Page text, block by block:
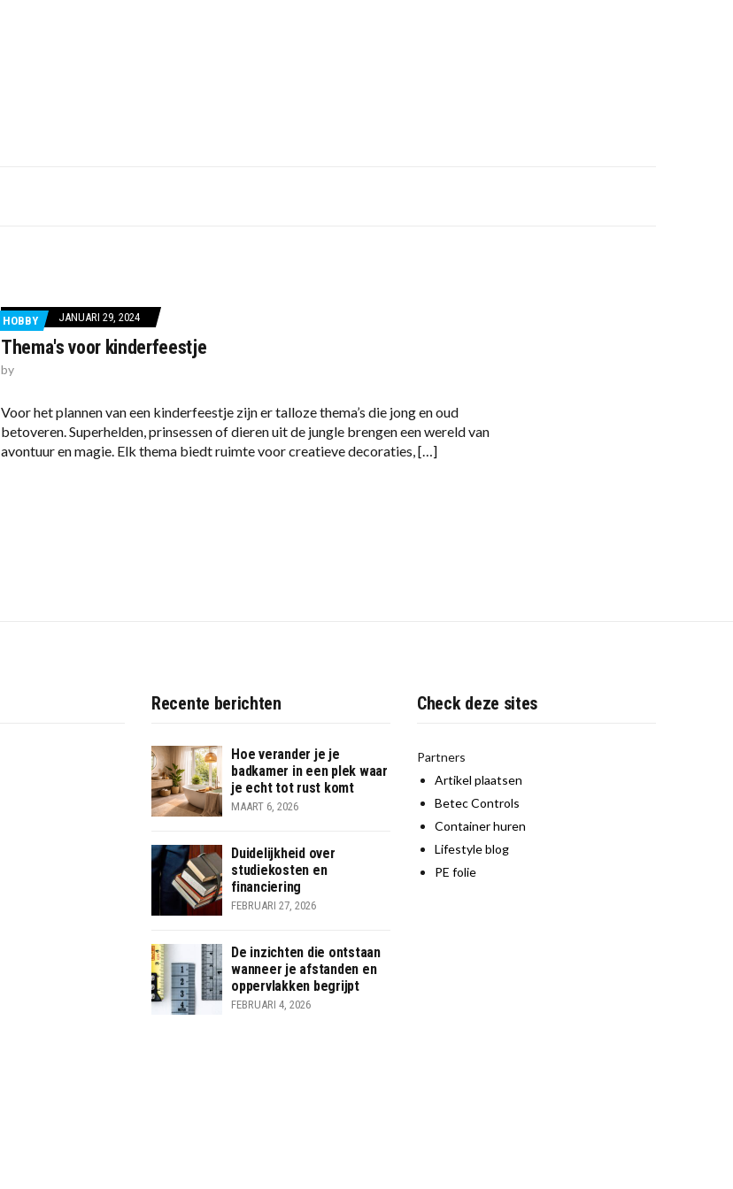
HOBBY JANUARI 29, 2024
Thema's voor kinderfeestje
by
Voor het plannen van een kinderfeestje zijn er talloze thema’s die jong en oud
betoveren. Superhelden, prinsessen of dieren uit de jungle brengen een wereld van
avontuur en magie. Elk thema biedt ruimte voor creatieve decoraties, […]
Recente berichten
Hoe verander je je
badkamer in een plek waar
je echt tot rust komt
MAART 6, 2026
Duidelijkheid over
studiekosten en
financiering
FEBRUARI 27, 2026
De inzichten die ontstaan
wanneer je afstanden en
oppervlakken begrijpt
FEBRUARI 4, 2026
Check deze sites
Partners
Artikel plaatsen
Betec Controls
Container huren
Lifestyle blog
PE folie